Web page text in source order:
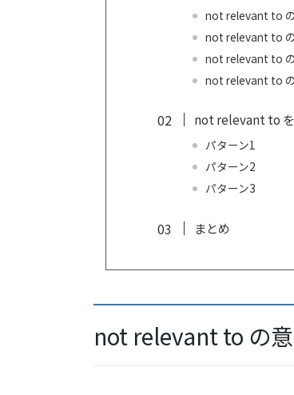
not relevant to
not relevant to
not relevant to
not relevant to
not relevant to
パターン1
パターン2
パターン3
まとめ
not relevant to の